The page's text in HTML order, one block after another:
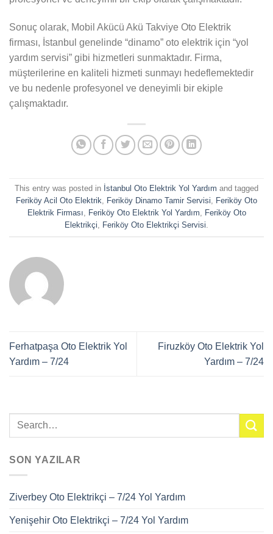
Sonuç olarak, Mobil Akücü Akü Takviye Oto Elektrik
firması, İstanbul genelinde “dinamo” oto elektrik için “yol
yardım servisi” gibi hizmetleri sunmaktadır. Firma,
müşterilerine en kaliteli hizmeti sunmayı hedeflemektedir
ve bu nedenle profesyonel ve deneyimli bir ekiple
çalışmaktadır.
This entry was posted in İstanbul Oto Elektrik Yol Yardım and tagged
Feriköy Acil Oto Elektrik
Feriköy Dinamo Tamir Servisi
Feriköy Oto
Elektrik Firması
Feriköy Oto Elektrik Yol Yardım
Feriköy Oto
Elektrikçi
Feriköy Oto Elektrikçi Servisi
Ferhatpaşa Oto Elektrik Yol
Yardım – 7/24
Firuzköy Oto Elektrik Yol
Yardım – 7/24
SON YAZILAR
Ziverbey Oto Elektrikçi – 7/24 Yol Yardım
Yenişehir Oto Elektrikçi – 7/24 Yol Yardım